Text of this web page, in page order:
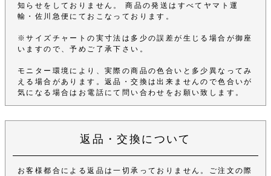
知らせをしておりません。 商品の発送はすべてヤマト運
輸・佐川急便にておこなっております。
※サイズチャートの実寸法は多少の誤差が生じる場合が御座
いますので、予めご了承下さい。
モニター環境により、実際の商品の色合いと多少異なってみ
える場合があります。返品・交換は出来ませんので色合いが
気になる場合はお電話にて問い合わせをお願い致します。
返品・交換について
お客様都合による返品は一切承っておりません。ご注文の際